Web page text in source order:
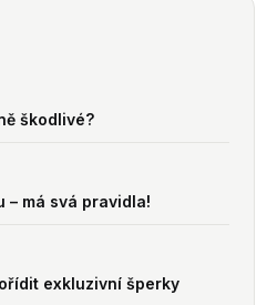
škodlivé?
– má svá pravidla!
exkluzivní šperky